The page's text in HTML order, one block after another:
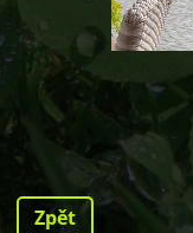
Zpět